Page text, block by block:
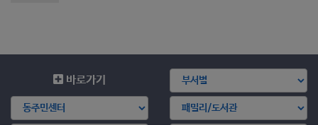
바로가기